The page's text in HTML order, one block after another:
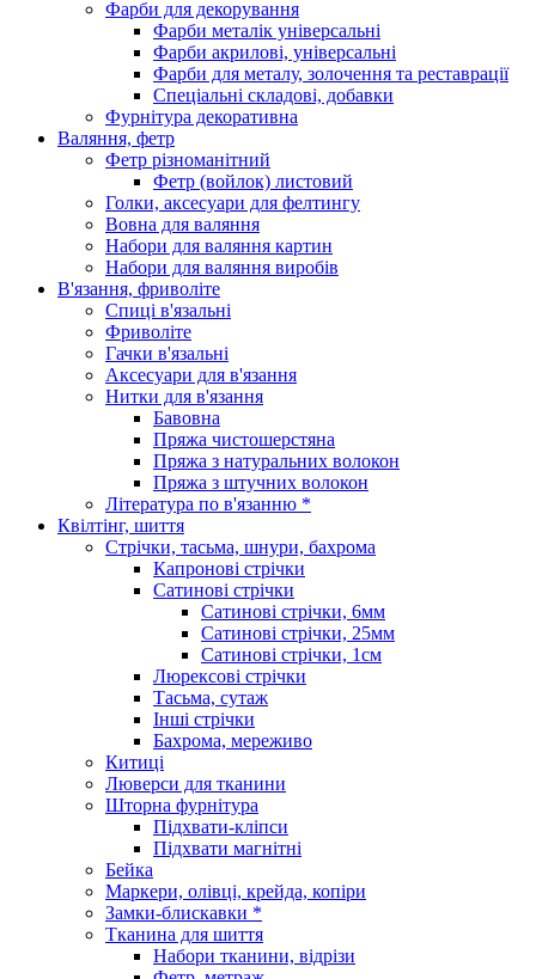
Фарби для декорування
Фарби металік універсальні
Фарби акрилові, універсальні
Фарби для металу, золочення та реставрації
Спеціальні складові, добавки
Фурнітура декоративна
Валяння, фетр
Фетр різноманітний
Фетр (войлок) листовий
Голки, аксесуари для фелтингу
Вовна для валяння
Набори для валяння картин
Набори для валяння виробів
В'язання, фриволіте
Спиці в'язальні
Фриволіте
Гачки в'язальні
Аксесуари для в'язання
Нитки для в'язання
Бавовна
Пряжа чистошерстяна
Пряжа з натуральних волокон
Пряжа з штучних волокон
Література по в'язанню *
Квілтінг, шиття
Стрічки, тасьма, шнури, бахрома
Капронові стрічки
Сатинові стрічки
Сатинові стрічки, 6мм
Сатинові стрічки, 25мм
Сатинові стрічки, 1см
Люрексові стрічки
Тасьма, сутаж
Інші стрічки
Бахрома, мереживо
Китиці
Люверси для тканини
Шторна фурнітура
Підхвати-кліпси
Підхвати магнітні
Бейка
Маркери, олівці, крейда, копіри
Замки-блискавки *
Тканина для шиття
Набори тканини, відрізи